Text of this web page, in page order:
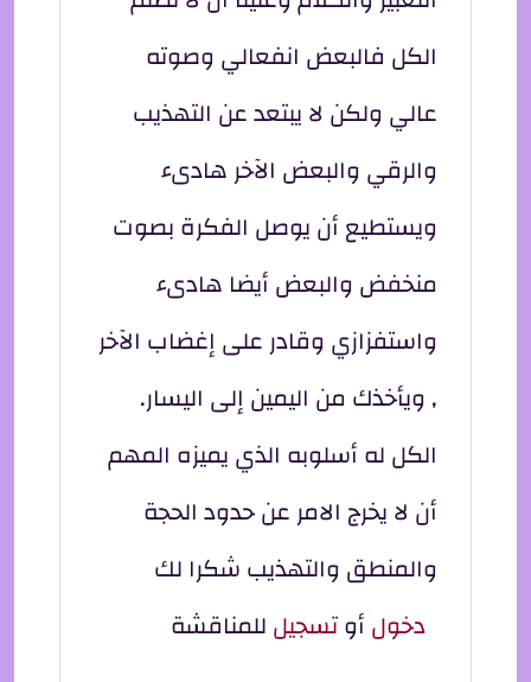
الكل فالبعض انفعالي وصوته
عالي ولكن لا يبتعد عن التهذيب
والرقي والبعض الآخر هادىء
ويستطيع أن يوصل الفكرة بصوت
منخفض والبعض أيضا هادىء
واستفزازي وقادر على إغضاب الآخر
, ويأخذك من اليمين إلى اليسار.
الكل له أسلوبه الذي يميزه المهم
أن لا يخرج الامر عن حدود الحجة
والمنطق والتهذيب شكرا لك
دخولأوتسجيلللمناقشة